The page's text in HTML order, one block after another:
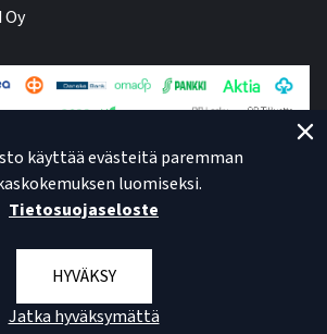
käyttää evästeitä paremman
luomiseksi.
Tietosuojaseloste
HYVÄKSY
Jatka hyväksymättä